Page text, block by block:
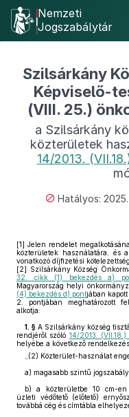
Nemzeti
Jogszabálytár
Szilsárkány
Képviselő-
(VIII. 25.)
a Szilsárkány
közterületek
14/2013.
Hatályos:
[1] Jelen rendelet
közterületek használatára, és
vonatkozó díjfizetési
[2] Szilsárkány Község
32. cikk (1) bekezdés a)
Magyarország helyi
(4) bekezdés d) pontjában
2. pontjában meghatározott
alkotja:
1. § A Szilsárkány község
rendjéről szóló 14/2013.
helyébe a következő
„(2) Közterület-használat
a) magasabb szintű
b) a közterületbe 10 cm-en
üzleti védőtető (előtető)
továbbá cég és címtábla